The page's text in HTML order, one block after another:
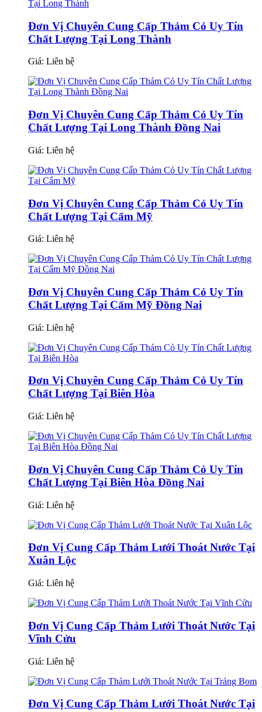
Đơn Vị Chuyên Cung Cấp Thảm Cỏ Uy Tín
Chất Lượng Tại Long Thành
Giá: Liên hệ
Đơn Vị Chuyên Cung Cấp Thảm Cỏ Uy Tín
Chất Lượng Tại Long Thành Đồng Nai
Giá: Liên hệ
Đơn Vị Chuyên Cung Cấp Thảm Cỏ Uy Tín
Chất Lượng Tại Cẩm Mỹ
Giá: Liên hệ
Đơn Vị Chuyên Cung Cấp Thảm Cỏ Uy Tín
Chất Lượng Tại Cẩm Mỹ Đồng Nai
Giá: Liên hệ
Đơn Vị Chuyên Cung Cấp Thảm Cỏ Uy Tín
Chất Lượng Tại Biên Hòa
Giá: Liên hệ
Đơn Vị Chuyên Cung Cấp Thảm Cỏ Uy Tín
Chất Lượng Tại Biên Hòa Đồng Nai
Giá: Liên hệ
Đơn Vị Cung Cấp Thảm Lưới Thoát Nước Tại
Xuân Lộc
Giá: Liên hệ
Đơn Vị Cung Cấp Thảm Lưới Thoát Nước Tại
Vĩnh Cửu
Giá: Liên hệ
Đơn Vị Cung Cấp Thảm Lưới Thoát Nước Tại